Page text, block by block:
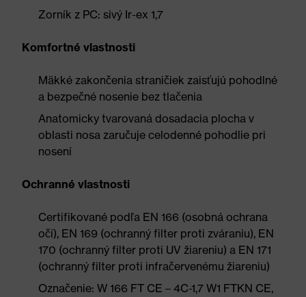
Zorník z PC: sivý Ir-ex 1,7
Komfortné vlastnosti
Mäkké zakončenia straničiek zaisťujú pohodlné
a bezpečné nosenie bez tlačenia
Anatomicky tvarovaná dosadacia plocha v
oblasti nosa zaručuje celodenné pohodlie pri
nosení
Ochranné vlastnosti
Certifikované podľa EN 166 (osobná ochrana
očí), EN 169 (ochranný filter proti zváraniu), EN
170 (ochranný filter proti UV žiareniu) a EN 171
(ochranný filter proti infračervenému žiareniu)
Označenie: W 166 FT CE – 4C-1,7 W1 FTKN CE,